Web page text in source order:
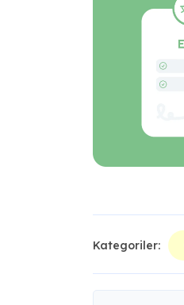
Kategoriler: